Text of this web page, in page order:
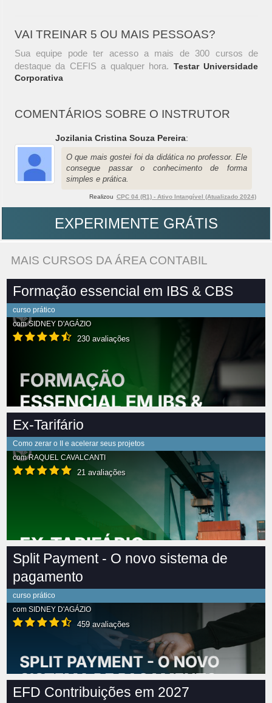
VAI TREINAR 5 OU MAIS PESSOAS?
Sua equipe pode ter acesso a mais de 300 cursos de
destaque da CEFIS a qualquer hora. Testar Universidade
Corporativa
COMENTÁRIOS SOBRE O INSTRUTOR
Jozilania Cristina Souza Pereira:
O que mais gostei foi da didática no professor. Ele
consegue passar o conhecimento de forma
simples e prática.
Realizou CPC 04 (R1) - Ativo Intangível (Atualizado 2024)
EXPERIMENTE GRÁTIS
MAIS CURSOS DA ÁREA CONTABIL
Formação essencial em IBS & CBS
curso prático
comSIDNEY D'AGÁZIO
230 avaliações
Ex-Tarifário
Como zerar o II e acelerar seus projetos
comRAQUEL CAVALCANTI
21 avaliações
Split Payment - O novo sistema de
pagamento
curso prático
com SIDNEY D'AGÁZIO
459 avaliações
EFD Contribuições em 2027